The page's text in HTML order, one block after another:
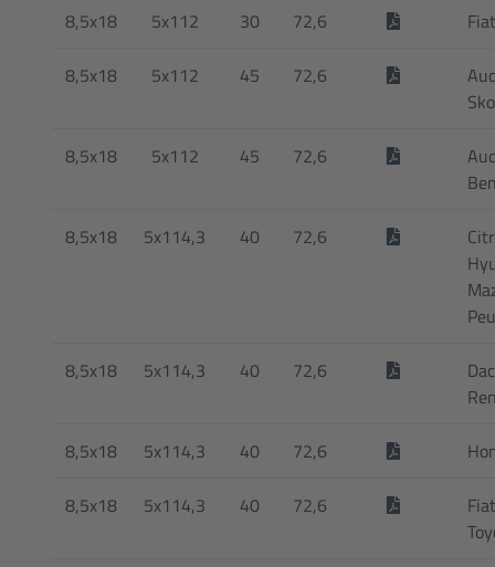
8,5x18 5x112 30 72,6
8,5x18 5x112 45 72,6
8,5x18 5x112 45 72,6
8,5x18 5x114,3 40 72,6
8,5x18 5x114,3 40 72,6
8,5x18 5x114,3 40 72,6
8,5x18 5x114,3 40 72,6